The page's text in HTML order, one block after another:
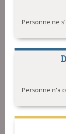
Personne ne
Personne n'a